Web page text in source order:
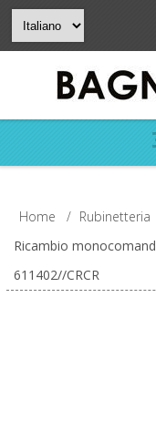
Home / Rubinetteria
Ricambio
611402//CRCR